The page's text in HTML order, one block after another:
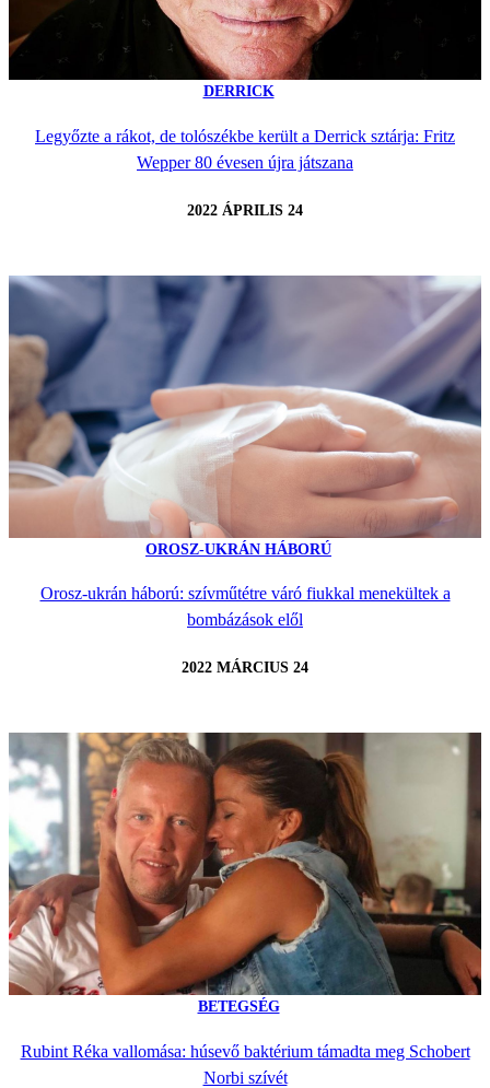
DERRICK
Legyőzte a rákot, de tolószékbe került a Derrick sztárja: Fritz
Wepper 80 évesen újra játszana
2022 ÁPRILIS 24
OROSZ-UKRÁN HÁBORÚ
Orosz-ukrán háború: szívműtétre váró fiukkal menekültek a
bombázások elől
2022 MÁRCIUS 24
BETEGSÉG
Rubint Réka vallomása: húsevő baktérium támadta meg Schobert
Norbi szívét